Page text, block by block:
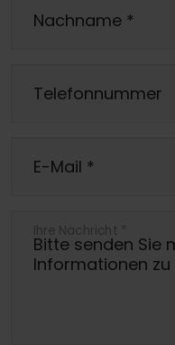
Nachname *
Telefonnummer
E-Mail *
Ihre Nachricht *